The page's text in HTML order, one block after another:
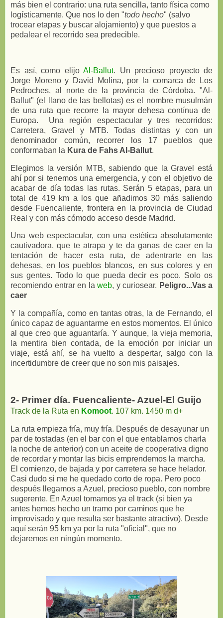
más bien el contrario: una ruta sencilla, tanto física como
logísticamente. Que nos lo den "todo hecho" (salvo
trocear etapas y buscar alojamiento) y que puestos a
pedalear el recorrido sea predecible.
Es así, como elijo Al-Ballut. Un precioso proyecto de
Jorge Moreno y David Molina, por la comarca de Los
Pedroches, al norte de la provincia de Córdoba. "Al-
Ballut" (el llano de las bellotas) es el nombre musulmán
de una ruta que recorre la mayor dehesa contínua de
Europa. Una región espectacular y tres recorridos:
Carretera, Gravel y MTB. Todas distintas y con un
denominador común, recorrer los 17 pueblos que
conformaban la Kura de Fahs Al-Ballut.
Elegimos la versión MTB, sabiendo que la Gravel está
ahí por si tenemos una emergencia, y con el objetivo de
acabar de día todas las rutas. Serán 5 etapas, para un
total de 419 km a los que añadimos 30 más saliendo
desde Fuencaliente, frontera en la provincia de Ciudad
Real y con más cómodo acceso desde Madrid.
Una web espectacular, con una estética absolutamente
cautivadora, que te atrapa y te da ganas de caer en la
tentación de hacer esta ruta, de adentrarte en las
dehesas, en los pueblos blancos, en sus colores y en
sus gentes. Todo lo que pueda decir es poco. Solo os
recomiendo entrar en la web, y curiosear. Peligro...Vas a
caer
Y la compañía, como en tantas otras, la de Fernando, el
único capaz de aguantarme en estos momentos. El único
al que creo que aguantaría. Y aunque, la vieja memoria,
la mentira bien contada, de la emoción por iniciar un
viaje, está ahí, se ha vuelto a despertar, salgo con la
incertidumbre de creer que no son mis paisajes.
2- Primer día. Fuencaliente- Azuel-El Guijo
Track de la Ruta en Komoot. 107 km. 1450 m d+
La ruta empieza fría, muy fría. Después de desayunar un
par de tostadas (en el bar con el que entablamos charla
la noche de anterior) con un aceite de cooperativa digno
de recordar y montar las bicis emprendemos la marcha.
El comienzo, de bajada y por carretera se hace helador.
Casi dudo si me he quedado corto de ropa. Pero poco
después llegamos a Azuel, precioso pueblo, con nombre
sugerente. En Azuel tomamos ya el track (si bien ya
antes hemos hecho un tramo por caminos que he
improvisado y que resulta ser bastante atractivo). Desde
aquí serán 95 km ya por la ruta "oficial", que no
dejaremos en ningún momento.